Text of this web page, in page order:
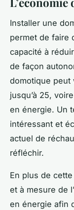
Installer une
permet de faire
capacité à
de façon
domotique peut
jusqu’à 25,
en énergie. Un
intéressant et
actuel de
réfléchir.
En plus de
et à mesure de
en énergie afin